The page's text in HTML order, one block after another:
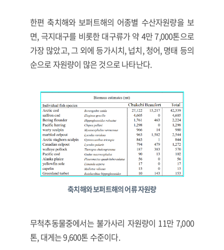
한편 축치해와 보퍼트해의 어종별 수산자원량을 보
면, 극지대구를 비롯한 대구류가 약 4만 7,000톤으로
가장 많았고, 그 외에 등가시치, 넙치, 청어, 명태 등의
순으로 자원량이 많은 것으로 나타난다.
축치해와 보퍼트해의 어류 자원량
무척추동물중에서는 불가사리 자원량이 11만 7,000
톤, 대게는 9,600톤 수준이다.